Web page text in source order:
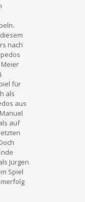
nach
für
als
aus
auf
Jürgen
Spiel